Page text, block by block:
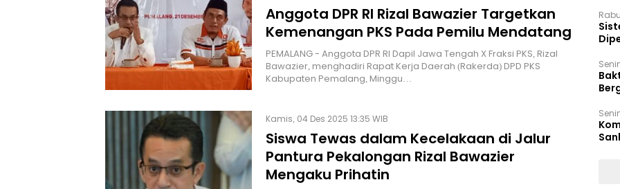
Anggota DPR RI Rizal Bawazier Targetkan
Kemenangan PKS Pada Pemilu Mendatang
PEMALANG - Anggota DPR RI Dapil Jawa Tengah X Fraksi PKS, Rizal
Bawazier, menghadiri Rapat Kerja Daerah (Rakerda) DPD PKS
Kabupaten Pemalang, Minggu…
Kamis, 04 Des 2025 13:35 WIB
Siswa Tewas dalam Kecelakaan di Jalur
Pantura Pekalongan Rizal Bawazier
Mengaku Prihatin